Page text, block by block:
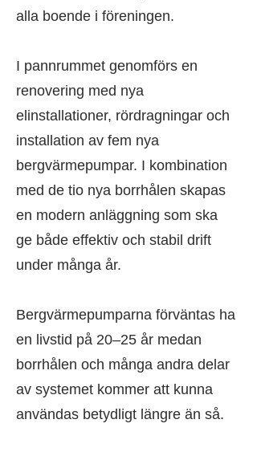
alla boende i föreningen.
I pannrummet genomförs en
renovering med nya
elinstallationer, rördragningar och
installation av fem nya
bergvärmepumpar. I kombination
med de tio nya borrhålen skapas
en modern anläggning som ska
ge både effektiv och stabil drift
under många år.
Bergvärmepumparna förväntas ha
en livstid på 20–25 år medan
borrhålen och många andra delar
av systemet kommer att kunna
användas betydligt längre än så.